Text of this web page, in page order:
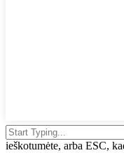
ieškotumėte, arba ESC,